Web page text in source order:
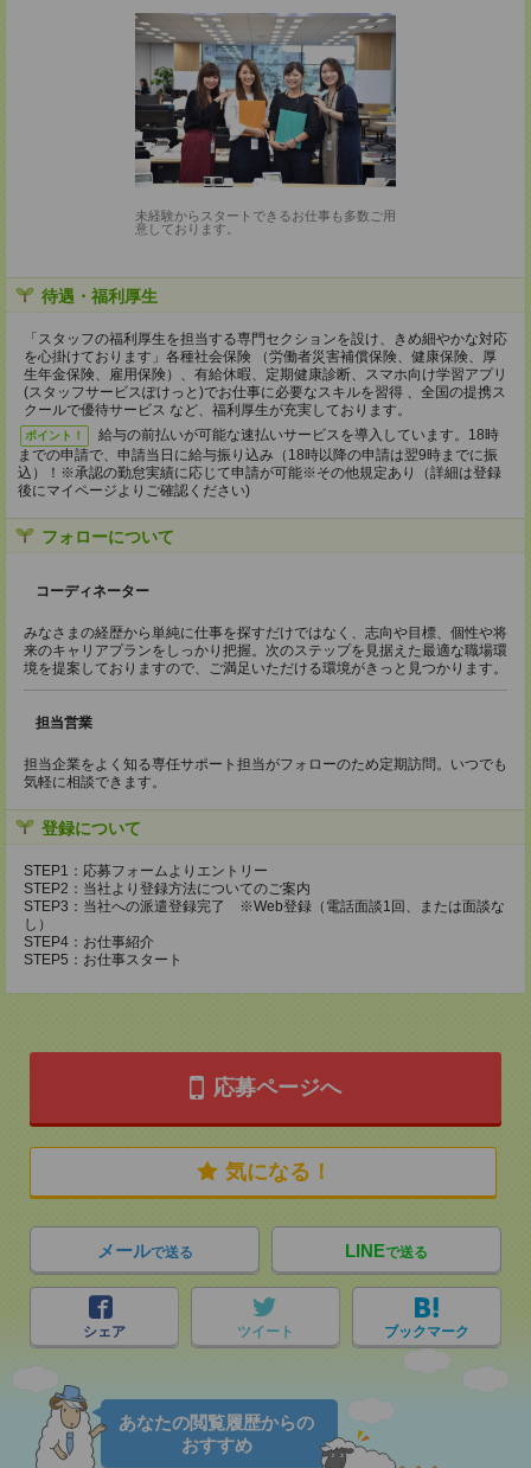
未経験からスタートできるお仕事も多数ご用
意しております。
待遇・福利厚生
「スタッフの福利厚生を担当する専門セクションを設け、きめ細やかな対応
を心掛けております」各種社会保険 （労働者災害補償保険、健康保険、厚
生年金保険、雇用保険）、有給休暇、定期健康診断、スマホ向け学習アプリ
(スタッフサービスぽけっと)でお仕事に必要なスキルを習得 、全国の提携ス
クールで優待サービス など、福利厚生が充実しております。
ポイント！
給与の前払いが可能な速払いサービスを導入しています。18時
までの申請で、申請当日に給与振り込み（18時以降の申請は翌9時までに振
込）！※承認の勤怠実績に応じて申請が可能※その他規定あり（詳細は登録
後にマイページよりご確認ください)
フォローについて
コーディネーター
みなさまの経歴から単純に仕事を探すだけではなく、志向や目標、個性や将
来のキャリアプランをしっかり把握。次のステップを見据えた最適な職場環
境を提案しておりますので、ご満足いただける環境がきっと見つかります。
担当営業
担当企業をよく知る専任サポート担当がフォローのため定期訪問。いつでも
気軽に相談できます。
登録について
STEP1：応募フォームよりエントリー
STEP2：当社より登録方法についてのご案内
STEP3：当社への派遣登録完了 ※Web登録（電話面談1回、または面談な
し）
STEP4：お仕事紹介
STEP5：お仕事スタート
応募ページへ
気になる！
メールで送る LINEで送る
シェア ツイート ブックマーク
あなたの閲覧履歴からの
おすすめ